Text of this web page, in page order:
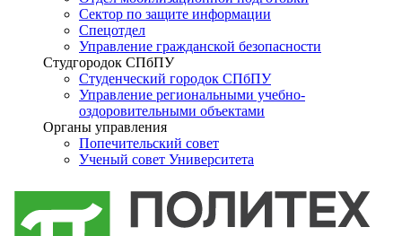
Сектор по защите информации
Спецотдел
Управление гражданской безопасности
Студгородок СПбПУ
Студенческий городок СПбПУ
Управление региональными учебно-
оздоровительными объектами
Органы управления
Попечительский совет
Ученый совет Университета